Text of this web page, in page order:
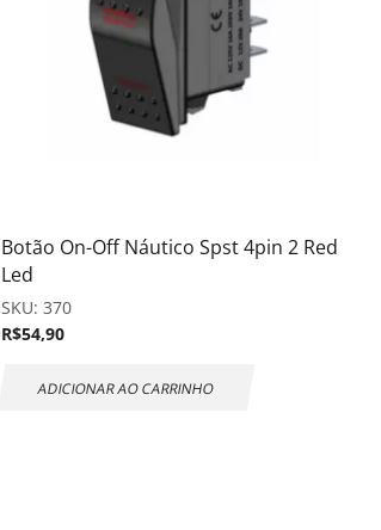
Botão On-Off Náutico Spst 4pin 2 Red
Led
SKU: 370
R$54,90
ADICIONAR AO CARRINHO